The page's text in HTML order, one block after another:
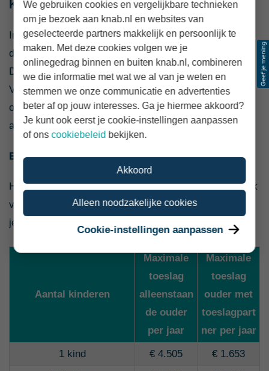
Kindgebonden budget in 2023
In 2023 moet je inkomen als alleenstaande lager zijn
dan € 70.000 omkindgebonden budgette ontvangen.
Daarbij moet je vermogen onder de € 127.582 blijven.
Voor fiscaal partners liggen die grenzen respectievelijk
op € 99.000 en € 161.329. Deze toeslag ontvang je
automatisch als je er recht op hebt.
Bedragen kindgebonden budget krijg je in 2023
Hoeveel kindgebonden budget je ontvangt is afhankelijk
van je inkomen. De maximale toeslagen voor 2023 zie
je in de tabel hieronder.
Aantal kinderen
Maximale
toeslag
alleenstaan
de ouder
per jaar
Maximale
toeslag
ouder met
toeslagpart
nerper jaar
1 kind € 4.505 € 1.653
We gebruiken cookies en vergelijkbare technieken
om je bezoek aan knab.nl en websites van
geselecteerde partners makkelijk en persoonlijk te
maken. Met deze cookies volgen we je
onlinegedrag binnen en buiten knab.nl, combineren
we die informatie met wat we al van je weten en
stemmen we onze communicatie en advertenties
beter af op jouw interesses. Ga je hiermee akkoord?
Je kunt ook eerst je cookie-instellingen aanpassen
of onscookiebeleid bekijken.
Akkoord
Alleen noodzakelijke cookies
Cookie-instellingen aanpassen